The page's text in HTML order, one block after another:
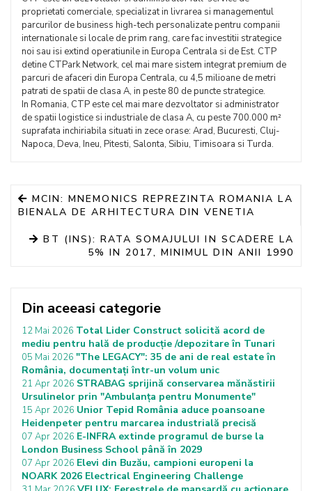
proprietati comerciale, specializat in livrarea si managementul
parcurilor de business high-tech personalizate pentru companii
internationale si locale de prim rang, care fac investitii strategice
noi sau isi extind operatiunile in Europa Centrala si de Est. CTP
detine CTPark Network, cel mai mare sistem integrat premium de
parcuri de afaceri din Europa Centrala, cu 4,5 milioane de metri
patrati de spatii de clasa A, in peste 80 de puncte strategice.
In Romania, CTP este cel mai mare dezvoltator si administrator
de spatii logistice si industriale de clasa A, cu peste 700.000 m²
suprafata inchiriabila situati in zece orase: Arad, Bucuresti, Cluj-
Napoca, Deva, Ineu, Pitesti, Salonta, Sibiu, Timisoara si Turda.
MCIN: MNEMONICS REPREZINTA ROMANIA LA
BIENALA DE ARHITECTURA DIN VENETIA
BT (INS): RATA SOMAJULUI IN SCADERE LA
5% IN 2017, MINIMUL DIN ANII 1990
Din aceeasi categorie
12 Mai 2026 Total Lider Construct solicită acord de
mediu pentru hală de producție /depozitare în Tunari
05 Mai 2026 "The LEGACY": 35 de ani de real estate în
România, documentați într-un volum unic
21 Apr 2026 STRABAG sprijină conservarea mănăstirii
Ursulinelor prin "Ambulanța pentru Monumente"
15 Apr 2026 Unior Tepid România aduce poansoane
Heidenpeter pentru marcarea industrială precisă
07 Apr 2026 E-INFRA extinde programul de burse la
London Business School până în 2029
07 Apr 2026 Elevi din Buzău, campioni europeni la
NOARK 2026 Electrical Engineering Challenge